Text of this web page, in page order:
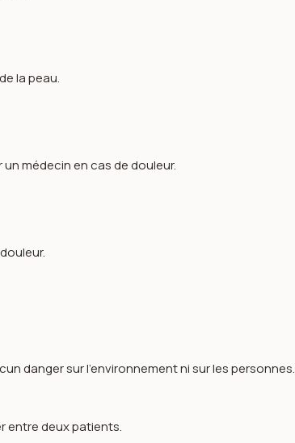
la peau.
médecin en cas de douleur.
danger sur l’environnement ni sur les personnes.
entre deux patients.